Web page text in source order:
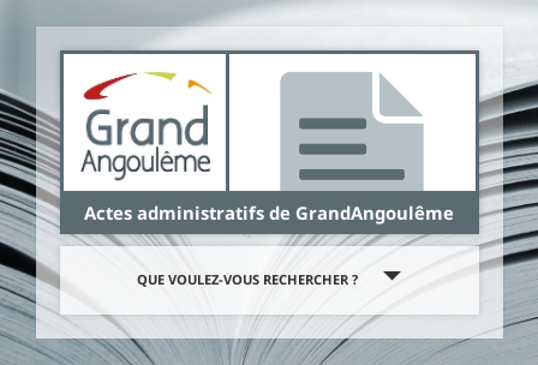
Actes administratifs de GrandAngoulême
QUE VOULEZ-VOUS RECHERCHER ?
Panneau de gestion des cookies